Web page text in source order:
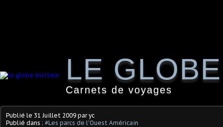
LE
Carnets de voyages
Publié le 31 Juillet 2009 par yc
Publié dans : #Les parcs de l'Ouest Américain